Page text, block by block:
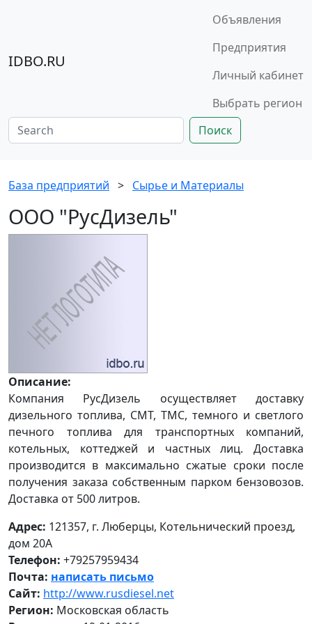
IDBO.RU
Объявления
Предприятия
Личный кабинет
Выбрать регион
Поиск
База предприятий > Сырье и Материалы
ООО "РусДизель"
Описание:
Компания РусДизель осуществляет доставку
дизельного топлива, СМТ, ТМС, темного и светлого
печного топлива для транспортных компаний,
котельных, коттеджей и частных лиц. Доставка
производится в максимально сжатые сроки после
получения заказа собственным парком бензовозов.
Доставка от 500 литров.
Адрес: 121357, г. Люберцы, Котельнический проезд,
дом 20А
Телефон: +79257959434
Почта: написать письмо
Сайт: http://www.rusdiesel.net
Регион: Московская область